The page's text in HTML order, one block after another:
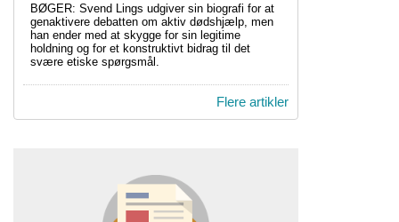
BØGER: Svend Lings udgiver sin biografi for at
genaktivere debatten om aktiv dødshjælp, men
han ender med at skygge for sin legitime
holdning og for et konstruktivt bidrag til det
svære etiske spørgsmål.
Flere artikler